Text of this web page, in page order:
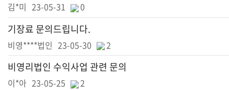
김*미 23-05-31 0
기장료 문의드립니다.
비영****법인 23-05-30 2
비영리법인 수익사업 관련 문의
이*아 23-05-25 2